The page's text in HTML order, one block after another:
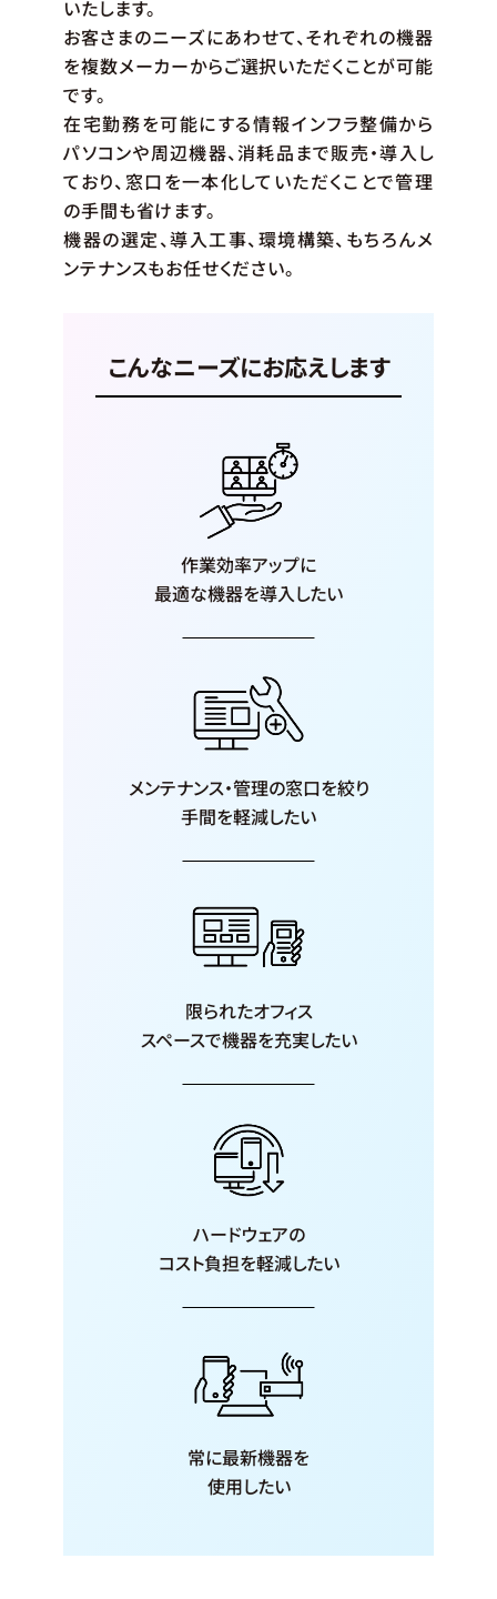
いたします。
お客さまのニーズにあわせて、それぞれの機器
を複数メーカーからご選択いただくことが可能
です。
在宅勤務を可能にする情報インフラ整備から
パソコンや周辺機器、消耗品まで販売・導入し
ており、窓口を一本化していただくことで管理
の手間も省けます。
機器の選定、導入工事、環境構築、もちろんメ
ンテナンスもお任せください。
こんなニーズにお応えします
作業効率アップに
最適な機器を導入したい
メンテナンス・管理の窓口を絞り
手間を軽減したい
限られたオフィス
スペースで機器を充実したい
ハードウェアの
コスト負担を軽減したい
常に最新機器を
使用したい